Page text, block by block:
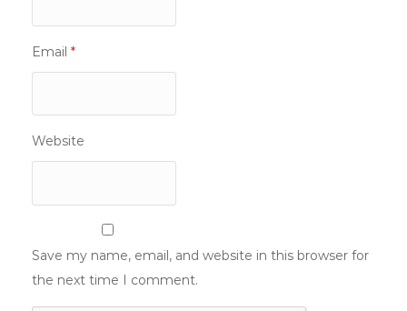
Email *
Website
Save my name, email, and website in this browser for
the next time I comment.